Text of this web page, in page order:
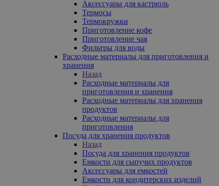
Аксессуары для кастрюль
Термосы
Термокружки
Приготовление кофе
Приготовление чая
Фильтры для воды
Расходные материалы для приготовления и
хранения
Назад
Расходные материалы для
приготовления и хранения
Расходные материалы для хранения
продуктов
Расходные материалы для
приготовления
Посуда для хранения продуктов
Назад
Посуда для хранения продуктов
Емкости для сыпучих продуктов
Аксессуары для емкостей
Емкости для кондитерских изделий